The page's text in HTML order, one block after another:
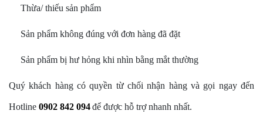
Thừa/ thiếu sản phẩm
Sản phẩm không đúng với đơn hàng đã đặt
Sản phẩm bị hư hỏng khi nhìn bằng mắt thường
Quý khách hàng có quyền từ chối nhận hàng và gọi ngay đến
Hotline 0902 842 094để được hỗ trợ nhanh nhất.